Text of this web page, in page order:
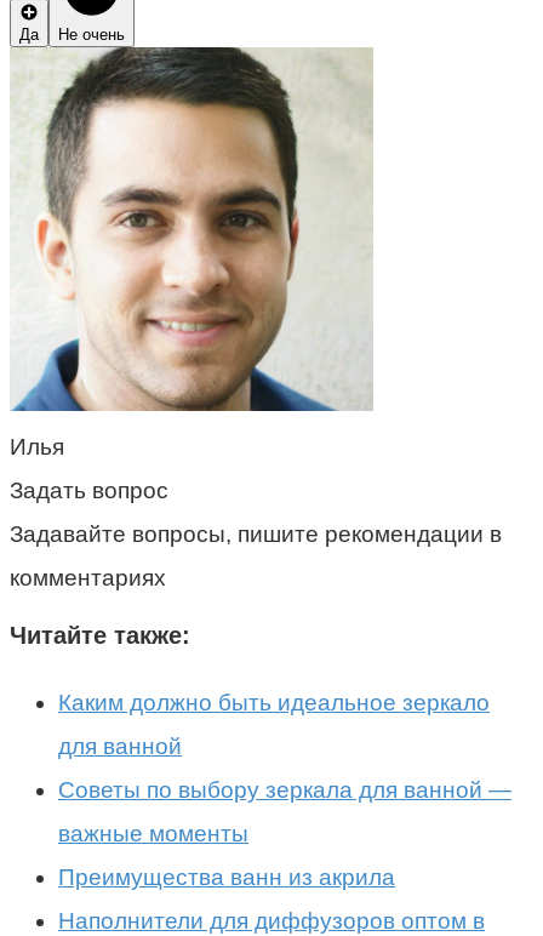
Да Не очень
Илья
Задать вопрос
Задавайте вопросы, пишите рекомендации в
комментариях
Читайте также:
Каким должно быть идеальное зеркало
для ванной
Советы по выбору зеркала для ванной —
важные моменты
Преимущества ванн из акрила
Наполнители для диффузоров оптом в